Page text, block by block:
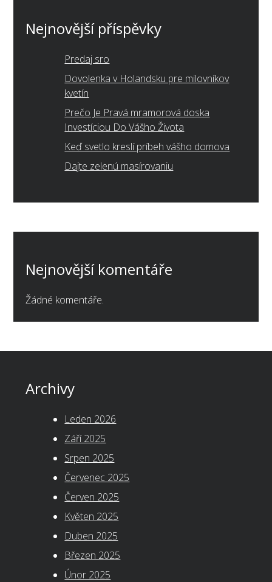
Nejnovější příspěvky
Predaj sro
Dovolenka v Holandsku pre milovníkov
kvetín
Prečo Je Pravá mramorová doska
Investíciou Do Vášho Života
Keď svetlo kreslí príbeh vášho domova
Dajte zelenú masírovaniu
Nejnovější komentáře
Žádné komentáře.
Archivy
Leden 2026
Září 2025
Srpen 2025
Červenec 2025
Červen 2025
Květen 2025
Duben 2025
Březen 2025
Únor 2025